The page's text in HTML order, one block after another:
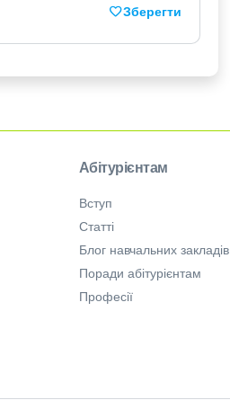
Зберегти
Абітурієнтам
Вступ
Статті
Блог навчальних закладів
Поради абітурієнтам
Професії